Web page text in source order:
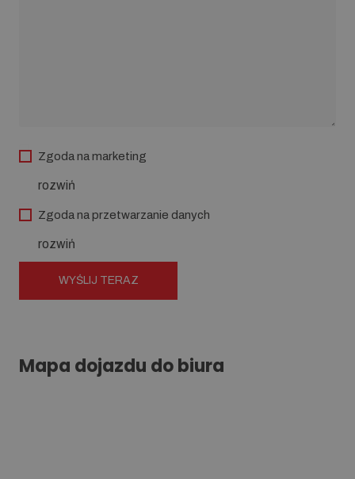
Zgoda na marketing
rozwiń
Zgoda na przetwarzanie danych
rozwiń
Mapa dojazdu do biura